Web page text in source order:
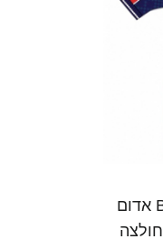
גברים Ben Nightingale #1 אדום
נייבי ג'רזי ביתית 2025/26 חולצה